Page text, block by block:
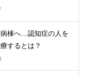
？
棟へ…認知症の人を
するとは？